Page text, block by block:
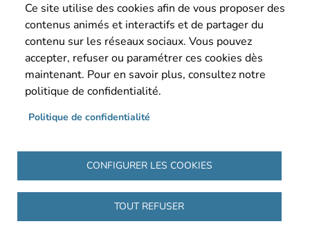
Ce site utilise des cookies afin de vous proposer des
contenus animés et interactifs et de partager du
contenu sur les réseaux sociaux. Vous pouvez
accepter, refuser ou paramétrer ces cookies dès
maintenant. Pour en savoir plus, consultez notre
politique de confidentialité.
Politique de confidentialité
CONFIGURER LES COOKIES
TOUT REFUSER
Pied de page